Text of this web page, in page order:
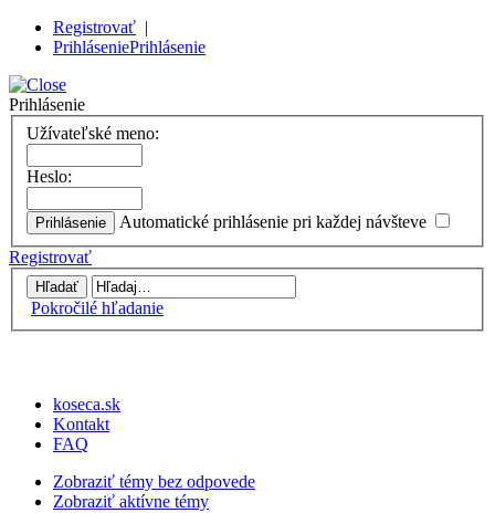
Registrovať |
PrihláseniePrihlásenie
Prihlásenie
Užívateľské meno:
Heslo:
Automatické prihlásenie pri každej návšteve
Registrovať
Pokročilé hľadanie
koseca.sk
Kontakt
FAQ
Zobraziť témy bez odpovede
Zobraziť aktívne témy